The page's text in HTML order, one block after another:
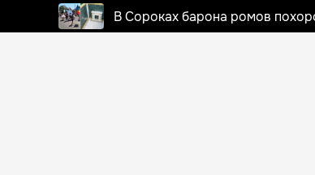
В Сороках барона ромов